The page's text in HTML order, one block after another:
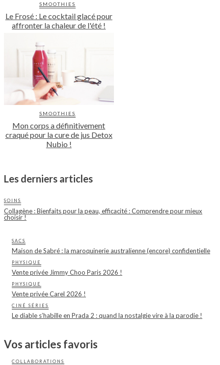
SMOOTHIES
Le Frosé : Le cocktail glacé pour
affronter la chaleur de l'été !
SMOOTHIES
Mon corps a définitivement
craqué pour la cure de jus Detox
Nubio !
Les derniers articles
SOINS
Collagène : Bienfaits pour la peau, efficacité : Comprendre pour mieux
choisir !
SACS
Maison de Sabré : la maroquinerie australienne (encore) confidentielle
PHYSIQUE
Vente privée Jimmy Choo Paris 2026 !
PHYSIQUE
Vente privée Carel 2026 !
CINÉ SÉRIES
Le diable s’habille en Prada 2 : quand la nostalgie vire à la parodie !
Vos articles favoris
COLLABORATIONS